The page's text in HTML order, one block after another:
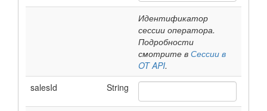
Идентификатор
сессии оператора.
Подробности
смотрите в Сессии в
OT API.
salesId
String